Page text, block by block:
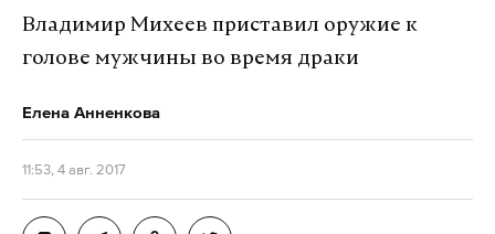
Владимир Михеев приставил оружие к
голове мужчины во время драки
Елена Анненкова
11:53, 4 авг. 2017